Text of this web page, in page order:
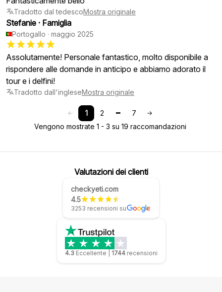
Tradotto dal tedescoMostra originale
Stefanie · Famiglia
Portogallo · maggio 2025
Assolutamente! Personale fantastico, molto disponibile a
rispondere alle domande in anticipo e abbiamo adorato il
tour e i delfini!
Tradotto dall'ingleseMostra originale
1 2
7
Vengono mostrate 1 - 3 su 19 raccomandazioni
Valutazioni dei clienti
checkyeti.com
4.5
3253 recensioni su
4.3 Eccellente 1744 recensioni